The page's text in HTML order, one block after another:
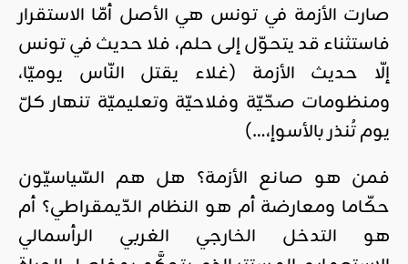
صارت الأزمة في تونس هي الأصل أمّا الاستقرار
فاستثناء قد يتحوّل إلى حلم، فلا حديث في تونس
إلّا حديث الأزمة (غلاء يقتل النّاس يوميّا،
ومنظومات صحّيّة وفلاحيّة وتعليميّة تنهار كلّ
يوم تُنذر بالأسوإ،…)
فمن هو صانع الأزمة؟ هل هم السّياسيّون
حكّاما ومعارضة أم هو النظام الدّيمقراطي؟ أم
هو التدخل الخارجي الغربي الرأسمالي